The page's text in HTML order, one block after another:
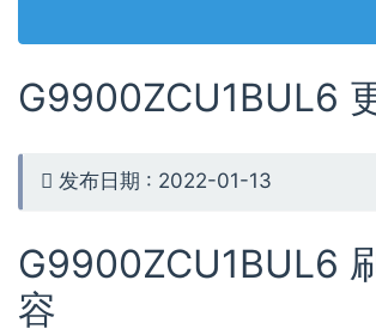
G9900ZCU1BUL6
发布日期 : 2022-01-13
G9900ZCU1BUL6
容